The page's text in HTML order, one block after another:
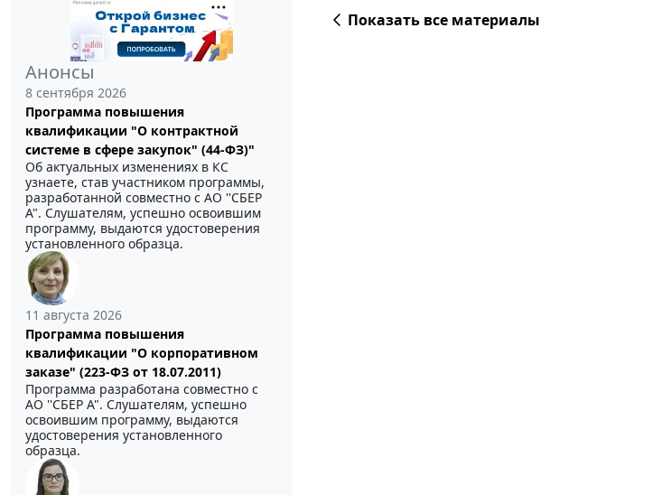
Анонсы
8 сентября 2026
Программа повышения
квалификации "О контрактной
системе в сфере закупок" (44-ФЗ)"
Об актуальных изменениях в КС
узнаете, став участником программы,
разработанной совместно с АО ''СБЕР
А". Слушателям, успешно освоившим
программу, выдаются удостоверения
установленного образца.
11 августа 2026
Программа повышения
квалификации "О корпоративном
заказе" (223-ФЗ от 18.07.2011)
Программа разработана совместно с
АО ''СБЕР А". Слушателям, успешно
освоившим программу, выдаются
удостоверения установленного
образца.
Показать все материалы